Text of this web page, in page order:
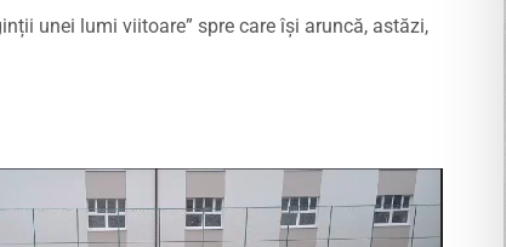
unei lumi viitoare” spre care își aruncă, astăzi,
Player video